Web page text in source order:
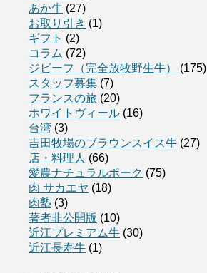
あか牛 (27)
お取り引き (1)
ギフト (2)
コラム (72)
ジビーフ（完全放牧野生牛）
(175)
スタッフ募集 (7)
フランスの旅 (20)
ホワイトヴィール (16)
台湾 (3)
吉田牧場のブラウンスイス牛 (27)
店・料理人 (66)
愛農ナチュラルポーク (75)
肉 サカエヤ (18)
肉塾 (3)
著者非公開版 (10)
近江プレミアム牛 (30)
近江長寿牛 (1)